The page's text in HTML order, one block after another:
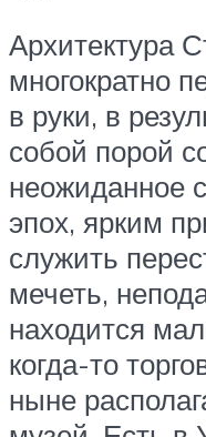
Архитектура
многократно
в руки, в
собой порой
неожиданное
эпох, ярким
служить
мечеть,
находится
когда-то
ныне